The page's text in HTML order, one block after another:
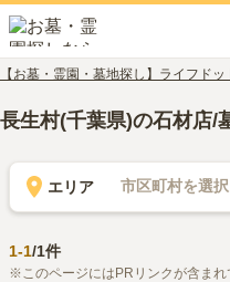
【お墓・霊園・墓地探し】ライフドッ
長生村(千葉県)の石材店/
エリア 市区町村を選択
1-1/1件
※このページにはPRリンクが含まれ